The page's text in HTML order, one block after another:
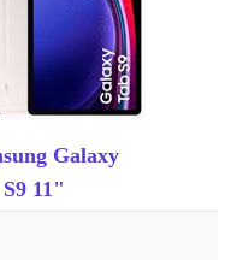
Galaxy
11"